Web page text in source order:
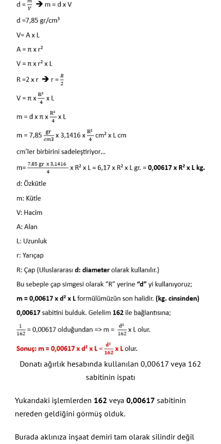
Donatı ağırlık hesabında kullanılan 0,00617 veya 162
sabitinin ispatı
Yukarıdaki işlemlerden 162 veya 0,00617sabitinin
nereden geldiğini görmüş olduk.
Burada aklınıza inşaat demiri tam olarak silindir değil